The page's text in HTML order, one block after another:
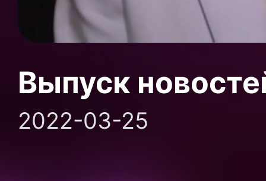
Выпуск
2022-03-25